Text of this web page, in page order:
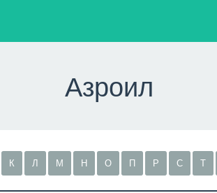
Азроил
К Л М Н О П Р С Т